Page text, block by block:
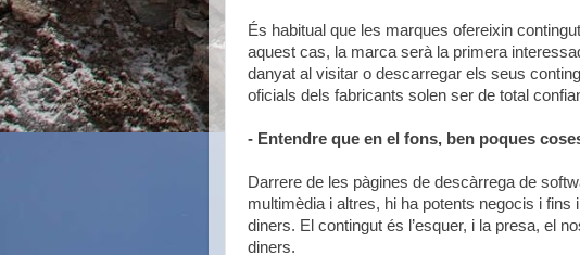
És habitual que les marques ofereixin
aquest cas, la marca serà la primera
danyat al visitar o descarregar els seus
oficials dels fabricants solen ser de total
- Entendre que en el fons, ben poques
Darrere de les pàgines de descàrrega de
multimèdia i altres, hi ha potents negocis i
diners. El contingut és l’esquer, i la presa, el
diners.